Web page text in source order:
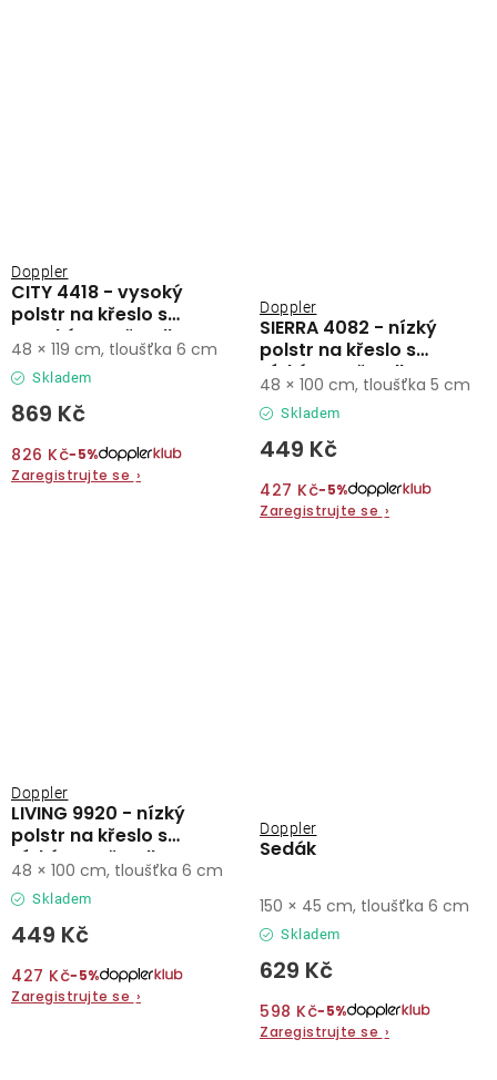
CITY 4418 - vysoký
polstr na křeslo s
vysokým opěradlem
Doppler
Skladem
869 Kč
826 Kč−5%
Zaregistrujte se ›
48 × 119 cm, tloušťka 6 cm
SIERRA 4082 - nízký
polstr na křeslo s
nízkým opěradlem
Doppler
Skladem
449 Kč
427 Kč−5%
Zaregistrujte se ›
48 × 100 cm, tloušťka 5 cm
LIVING 9920 - nízký
polstr na křeslo s
nízkým opěradlem
Doppler
Skladem
449 Kč
427 Kč−5%
Zaregistrujte se ›
48 × 100 cm, tloušťka 6 cm
Sedák
Doppler
Skladem
629 Kč
598 Kč−5%
Zaregistrujte se ›
150 × 45 cm, tloušťka 6 cm